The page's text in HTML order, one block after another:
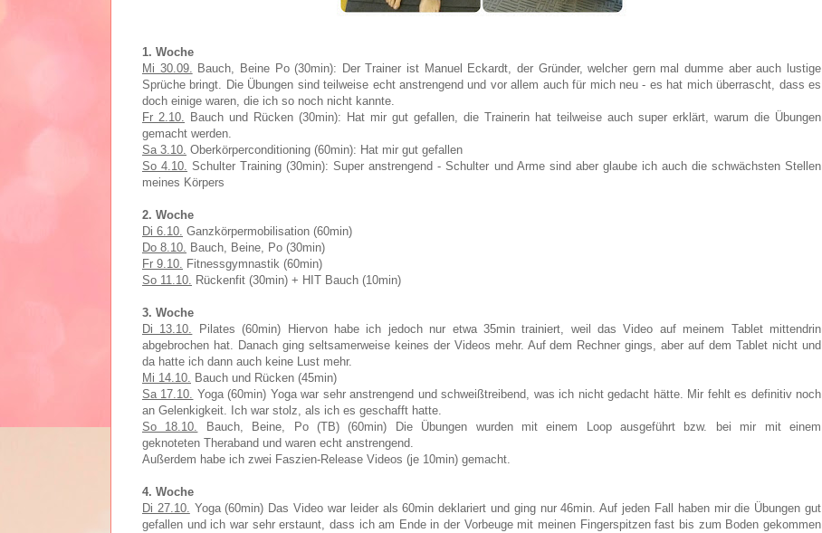
1. Woche
Mi 30.09. Bauch, Beine Po (30min): Der Trainer ist Manuel Eckardt, der Gründer, welcher gern mal dumme aber auch lustige
Sprüche bringt. Die Übungen sind teilweise echt anstrengend und vor allem auch für mich neu - es hat mich überrascht, dass es
doch einige waren, die ich so noch nicht kannte.
Fr 2.10. Bauch und Rücken (30min): Hat mir gut gefallen, die Trainerin hat teilweise auch super erklärt, warum die Übungen
gemacht werden.
Sa 3.10. Oberkörperconditioning (60min): Hat mir gut gefallen
So 4.10. Schulter Training (30min): Super anstrengend - Schulter und Arme sind aber glaube ich auch die schwächsten Stellen
meines Körpers
2. Woche
Di 6.10. Ganzkörpermobilisation (60min)
Do 8.10. Bauch, Beine, Po (30min)
Fr 9.10. Fitnessgymnastik (60min)
So 11.10. Rückenfit (30min) + HIT Bauch (10min)
3. Woche
Di 13.10. Pilates (60min) Hiervon habe ich jedoch nur etwa 35min trainiert, weil das Video auf meinem Tablet mittendrin
abgebrochen hat. Danach ging seltsamerweise keines der Videos mehr. Auf dem Rechner gings, aber auf dem Tablet nicht und
da hatte ich dann auch keine Lust mehr.
Mi 14.10. Bauch und Rücken (45min)
Sa 17.10. Yoga (60min) Yoga war sehr anstrengend und schweißtreibend, was ich nicht gedacht hätte. Mir fehlt es definitiv noch
an Gelenkigkeit. Ich war stolz, als ich es geschafft hatte.
So 18.10. Bauch, Beine, Po (TB) (60min) Die Übungen wurden mit einem Loop ausgeführt bzw. bei mir mit einem
geknoteten Theraband und waren echt anstrengend.
Außerdem habe ich zwei Faszien-Release Videos (je 10min) gemacht.
4. Woche
Di 27.10. Yoga (60min) Das Video war leider als 60min deklariert und ging nur 46min. Auf jeden Fall haben mir die Übungen gut
gefallen und ich war sehr erstaunt, dass ich am Ende in der Vorbeuge mit meinen Fingerspitzen fast bis zum Boden gekommen